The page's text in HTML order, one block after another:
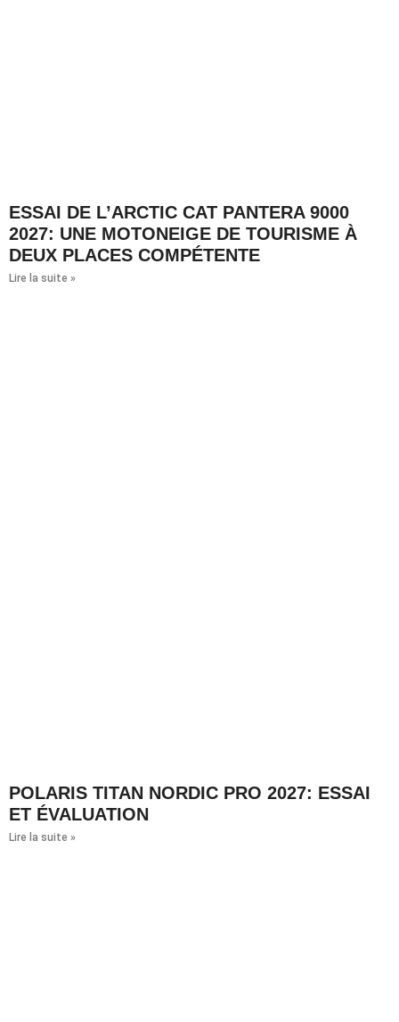
ESSAI DE L’ARCTIC CAT PANTERA 9000
2027: UNE MOTONEIGE DE TOURISME À
DEUX PLACES COMPÉTENTE
Lire la suite »
POLARIS TITAN NORDIC PRO 2027: ESSAI
ET ÉVALUATION
Lire la suite »